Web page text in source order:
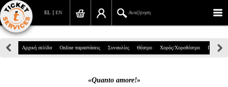
EN
EL Αναζήτηση
Πανεπιστημίου 39, Αθήνα
info@ticketservices.gr
Αρχική σελίδα Online παραστάσεις Συναυλίες Θέατρο Χορός/Χοροθέατρο Παιδικά
«Quanto amore!»